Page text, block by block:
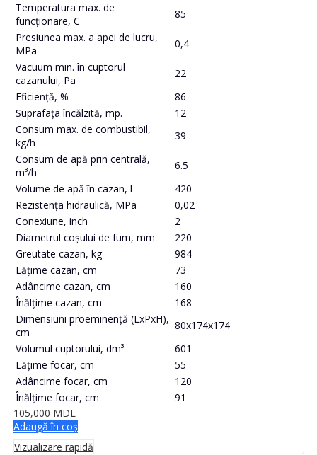
Temperatura max. de
funcționare, C
85
Presiunea max. a apei de lucru,
MPa
0,4
Vacuum min. în cuptorul
cazanului, Pa
22
Eficiență, %
86
Suprafața încălzită, mp.
12
Consum max. de combustibil,
kg/h
39
Consum de apă prin centrală,
m³/h
6.5
Volume de apă în cazan, l
420
Rezistența hidraulică, MPa
0,02
Conexiune, inch
2
Diametrul coșului de fum, mm
220
Greutate cazan, kg
984
Lățime cazan, cm
73
Adâncime cazan, cm
160
Înălțime cazan, cm
168
Dimensiuni proeminență (LxPxH),
cm
80x174x174
Volumul cuptorului, dm³
601
Lățime focar, cm
55
Adâncime focar, cm
120
Înălțime focar, cm
91
105,000 MDL
Adaugă în coș
Vizualizare rapidă